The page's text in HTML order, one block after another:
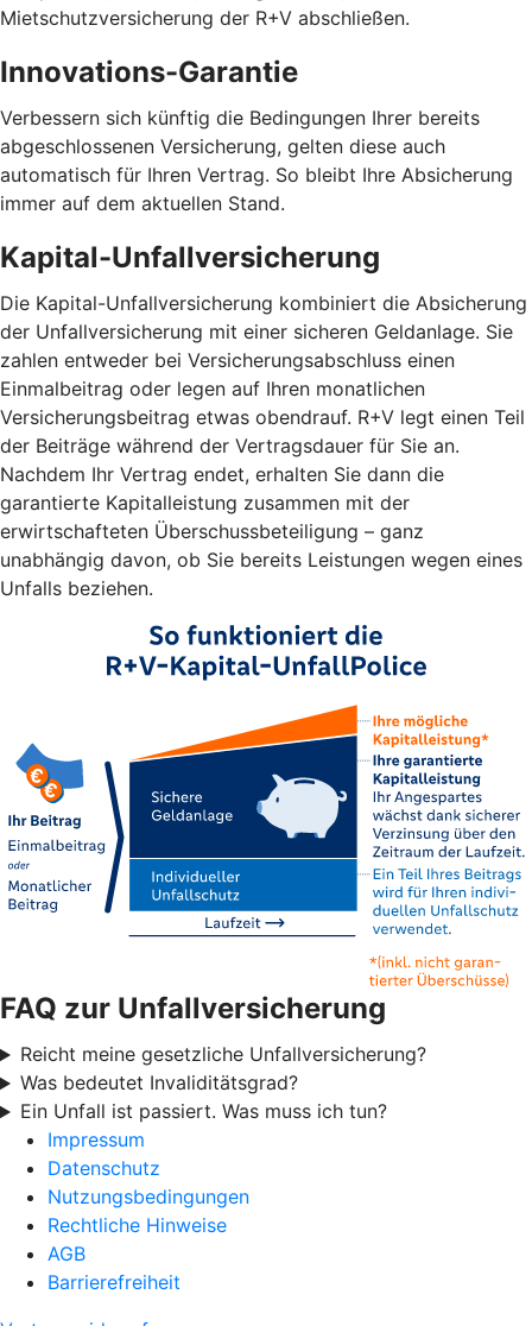
Mietschutzversicherung der R+V abschließen.
Innovations-Garantie
Verbessern sich künftig die Bedingungen Ihrer bereits
abgeschlossenen Versicherung, gelten diese auch
automatisch für Ihren Vertrag. So bleibt Ihre Absicherung
immer auf dem aktuellen Stand.
Kapital-Unfallversicherung
Die Kapital-Unfallversicherung kombiniert die Absicherung
der Unfallversicherung mit einer sicheren Geldanlage. Sie
zahlen entweder bei Versicherungsabschluss einen
Einmalbeitrag oder legen auf Ihren monatlichen
Versicherungsbeitrag etwas obendrauf. R+V legt einen Teil
der Beiträge während der Vertragsdauer für Sie an.
Nachdem Ihr Vertrag endet, erhalten Sie dann die
garantierte Kapitalleistung zusammen mit der
erwirtschafteten Überschussbeteiligung – ganz
unabhängig davon, ob Sie bereits Leistungen wegen eines
Unfalls beziehen.
FAQ zur Unfallversicherung
Reicht meine gesetzliche Unfallversicherung?
Was bedeutet Invaliditätsgrad?
Ein Unfall ist passiert. Was muss ich tun?
Impressum
Datenschutz
Nutzungsbedingungen
Rechtliche Hinweise
AGB
Barrierefreiheit